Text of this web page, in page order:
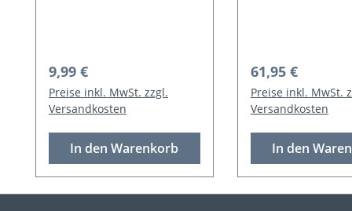
Regulärer Preis:
9,99 €
Preise inkl. MwSt. zzgl.
Versandkosten
In den Warenkorb
Regulärer Preis:
61,95 €
Preise inkl. MwSt.
Versandkosten
In den